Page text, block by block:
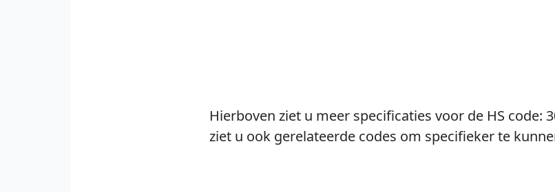
Hierboven ziet u meer specificaties voor de HS code:
ziet u ook gerelateerde codes om specifieker te